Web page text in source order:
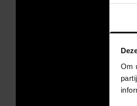
Om